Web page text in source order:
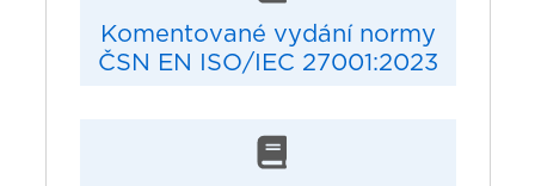
Komentované vydání normy
ČSN EN ISO/IEC 27001:2023